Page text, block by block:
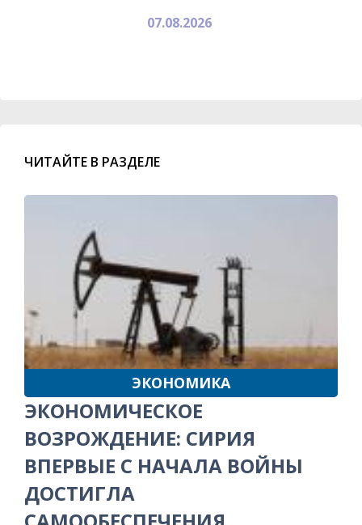
07.08.2026
ЧИТАЙТЕ В РАЗДЕЛЕ
ЭКОНОМИКА
ЭКОНОМИЧЕСКОЕ
ВОЗРОЖДЕНИЕ: СИРИЯ
ВПЕРВЫЕ С НАЧАЛА ВОЙНЫ
ДОСТИГЛА